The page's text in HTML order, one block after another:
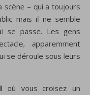
scène – qui a toujours
mais il ne semble
se passe. Les gens
apparemment
se déroule sous leurs
où vous croisez un